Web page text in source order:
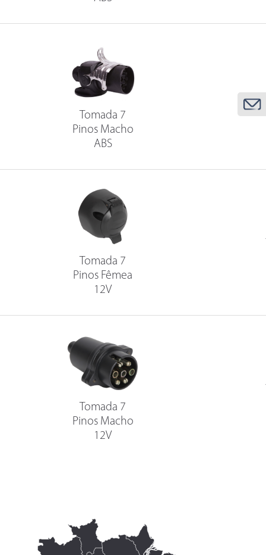
Tomada 7
Pinos Macho
ABS
Tomada 7
Pinos Fêmea
12V
Tomada 7
Pinos Macho
12V